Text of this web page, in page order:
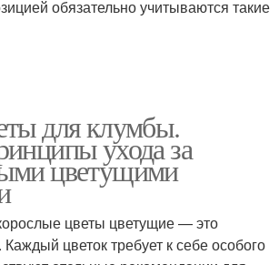
обязательно учитываются такие
для клумбы.
ухода за
цветущими
цветы цветущие — это
цветок требует к себе особого